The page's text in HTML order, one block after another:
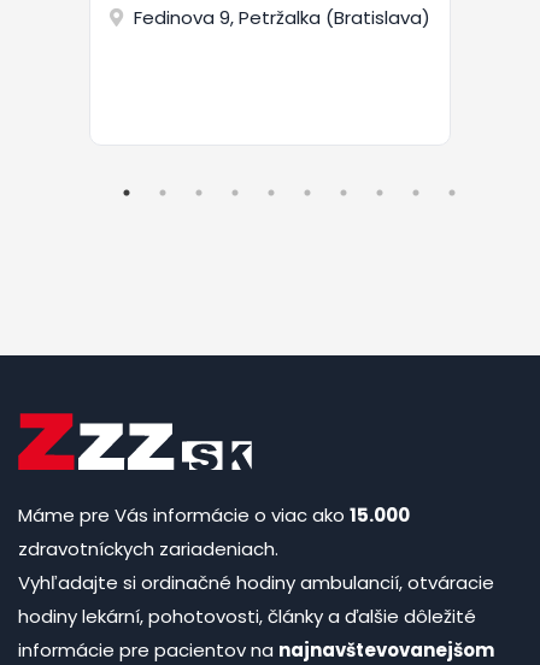
Fedinova 9, Petržalka (Bratislava)
Máme pre Vás informácie o viac ako 15.000
zdravotníckych zariadeniach.
Vyhľadajte si ordinačné hodiny ambulancií, otváracie
hodiny lekární, pohotovosti, články a ďalšie dôležité
informácie pre pacientov na najnavštevovanejšom